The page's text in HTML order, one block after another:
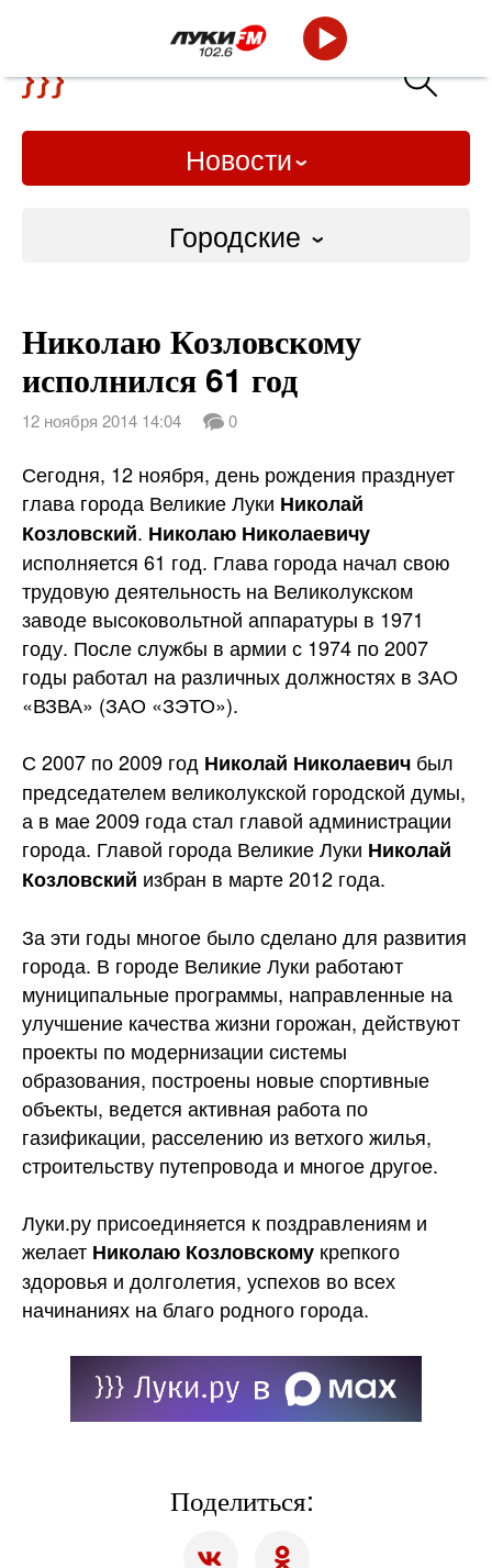
Новости
Городские
Слово Дело
Народные
Николаю Козловскому
исполнился 61 год
12 ноября 2014 14:04 0
Сегодня, 12 ноября, день рождения празднует
глава города Великие Луки Николай
Козловский. Николаю Николаевичу
исполняется 61 год. Глава города начал свою
трудовую деятельность на Великолукском
заводе высоковольтной аппаратуры в 1971
году. После службы в армии с 1974 по 2007
годы работал на различных должностях в ЗАО
«ВЗВА» (ЗАО «ЗЭТО»).
С 2007 по 2009 год Николай Николаевич был
председателем великолукской городской думы,
а в мае 2009 года стал главой администрации
города. Главой города Великие Луки Николай
Козловский избран в марте 2012 года.
За эти годы многое было сделано для развития
города. В городе Великие Луки работают
муниципальные программы, направленные на
улучшение качества жизни горожан, действуют
проекты по модернизации системы
образования, построены новые спортивные
объекты, ведется активная работа по
газификации, расселению из ветхого жилья,
строительству путепровода и многое другое.
Луки.ру присоединяется к поздравлениям и
желает Николаю Козловскому крепкого
здоровья и долголетия, успехов во всех
начинаниях на благо родного города.
Поделиться: